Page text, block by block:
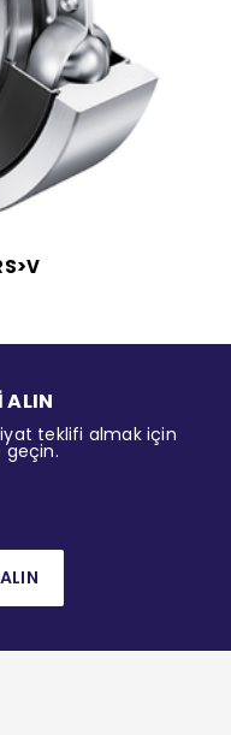
ALIN
teklifi almak için
geçin.